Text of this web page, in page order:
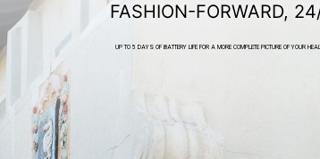
FASHION-FORWARD,
UP TO 5 DAYS OF BATTERY LIFE FOR A MORE COMPLETE PICTURE OF YOUR